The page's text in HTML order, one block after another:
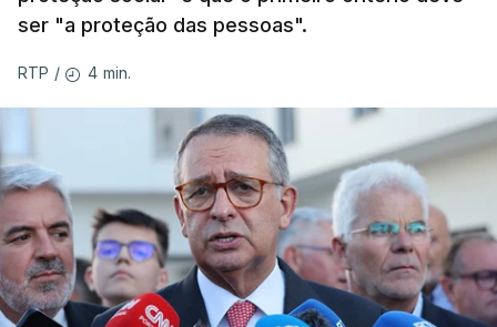
ser "a proteção das pessoas".
RTP / 4 min.